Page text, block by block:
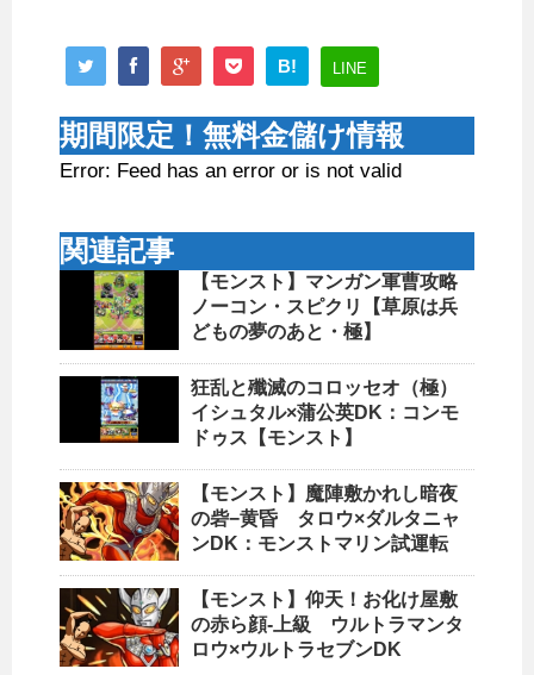
B! LINE
期間限定！無料金儲け情報
Error: Feed has an error or is not valid
関連記事
【モンスト】マンガン軍曹攻略
ノーコン・スピクリ【草原は兵
どもの夢のあと・極】
狂乱と殲滅のコロッセオ（極）
イシュタル×蒲公英DK：コンモ
ドゥス【モンスト】
【モンスト】魔陣敷かれし暗夜
の砦−黄昏 タロウ×ダルタニャ
ンDK：モンストマリン試運転
【モンスト】仰天！お化け屋敷
の赤ら顔-上級 ウルトラマンタ
ロウ×ウルトラセブンDK